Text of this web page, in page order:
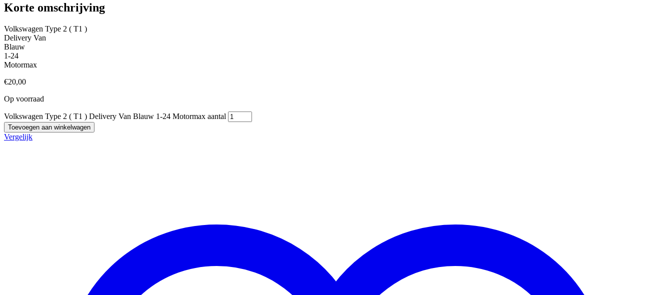
Korte omschrijving
Volkswagen Type 2 ( T1 )
Delivery Van
Blauw
1-24
Motormax
€20,00
Op voorraad
Volkswagen Type 2 ( T1 ) Delivery Van Blauw 1-24 Motormax aantal
Toevoegen aan winkelwagen
Vergelijk